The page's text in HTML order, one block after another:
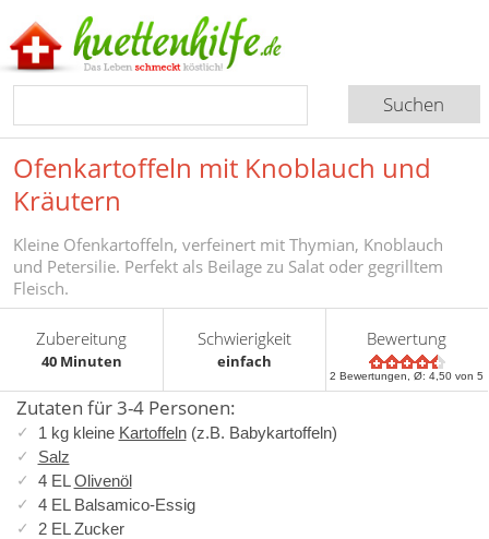
Ofenkartoffeln mit Knoblauch und
Kräutern
Kleine Ofenkartoffeln, verfeinert mit Thymian, Knoblauch
und Petersilie. Perfekt als Beilage zu Salat oder gegrilltem
Fleisch.
Zubereitung
40 Minuten
Schwierigkeit
einfach
Bewertung
2 Bewertungen, Ø:4,50 von 5
Zutaten für 3-4 Personen:
1 kg kleine Kartoffeln(z.B. Babykartoffeln)
Salz
4 EL Olivenöl
4 EL Balsamico-Essig
2 EL Zucker